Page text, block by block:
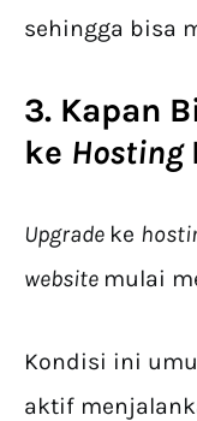
sehingga bisa
3. Kapan
ke Hosting
Upgrade ke
website mulai
Kondisi ini
aktif